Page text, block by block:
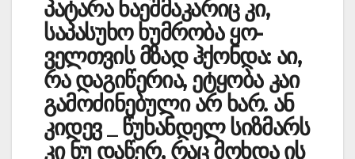
პატარა ნაეშმა­კარიც კი,
საპასუხო ხუმრობა ყო­
ველთვის მზად ჰქონდა: აი,
რა დაგიწერია, ეტყობა კაი
გამო­ძინებული არ ხარ. ან
კიდევ _ წუხანდელ სიზმარს
კი ნუ და­წერ, რაც მოხდა ის